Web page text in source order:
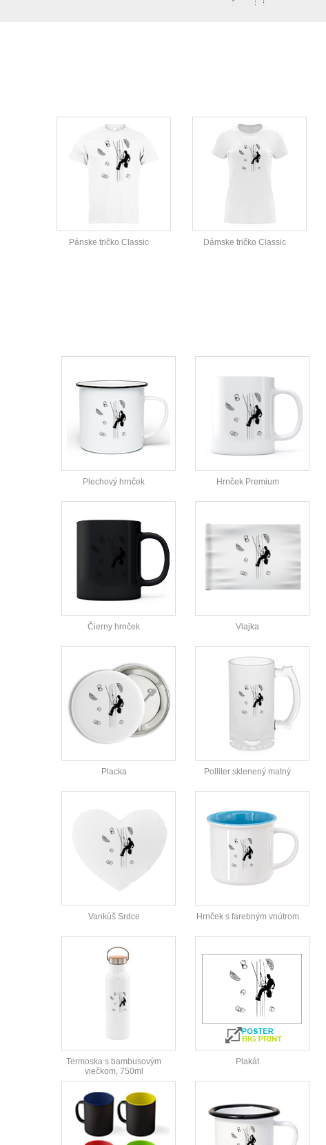
Pánske tričko Classic Dámske tričko Classic
Plechový hrnček Hrnček Premium
Čierny hrnček Vlajka
Placka Polliter sklenený matný
Vankúš Srdce Hrnček s farebným vnútrom
Termoska s bambusovým
viečkom, 750ml
Plakát